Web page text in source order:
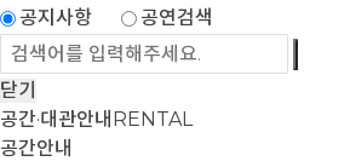
공지사항
공연검색
닫기
공간·대관안내 RENTAL
공간안내